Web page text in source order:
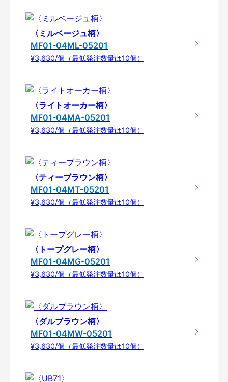
〈ミルベージュ柄〉
MF01-04ML-05201
¥3,630/個（最低発注数量は10個）
〈ライトオーカー柄〉
MF01-04MA-05201
¥3,630/個（最低発注数量は10個）
〈ティーブラウン柄〉
MF01-04MT-05201
¥3,630/個（最低発注数量は10個）
〈トープグレー柄〉
MF01-04MG-05201
¥3,630/個（最低発注数量は10個）
〈ダルブラウン柄〉
MF01-04MW-05201
¥3,630/個（最低発注数量は10個）